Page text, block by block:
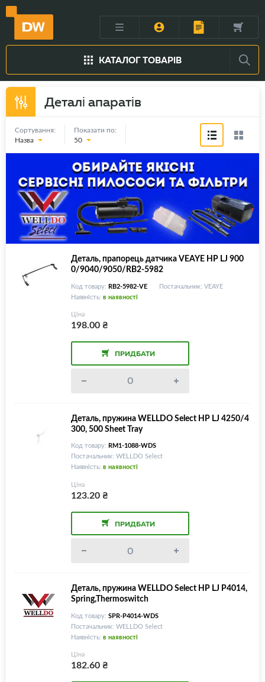
КАТАЛОГ ТОВАРІВ
Деталі апаратів
Сортування:
Назва
Показати по:
50
Деталь, прапорець датчика VEAYE HP LJ 900
0/9040/9050/RB2-5982
Код товару: RB2-5982-VE
Постачальник: VEAYE
Наявність: в наявності
Ціна
198.00₴
ПРИДБАТИ
Деталь, пружина WELLDO Select HP LJ 4250/4
300, 500 Sheet Tray
Код товару: RM1-1088-WDS
Постачальник: WELLDO Select
Наявність: в наявності
Ціна
123.20₴
ПРИДБАТИ
Деталь, пружина WELLDO Select HP LJ P4014,
Spring,Thermoswitch
Код товару: SPR-P4014-WDS
Постачальник: WELLDO Select
Наявність: в наявності
Ціна
182.60₴